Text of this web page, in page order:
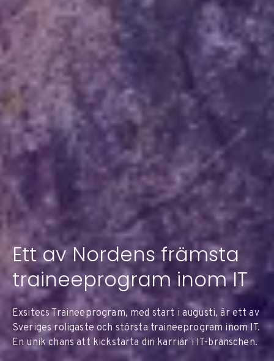
Ett av Nordens främsta
traineeprogram inom IT
Exsitecs Traineeprogram, med start i augusti, är ett av
Sveriges roligaste och största traineeprogram inom IT.
En unik chans att kickstarta din karriär i IT-branschen.